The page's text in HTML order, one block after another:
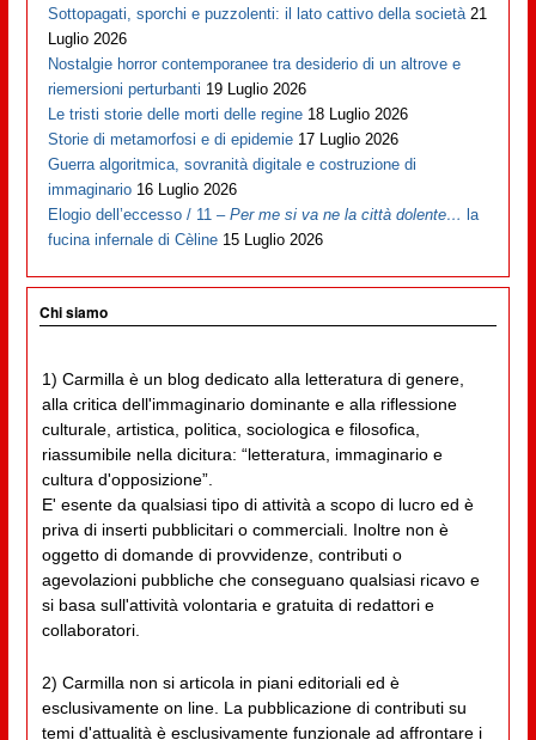
Sottopagati, sporchi e puzzolenti: il lato cattivo della società 21
Luglio 2026
Nostalgie horror contemporanee tra desiderio di un altrove e
riemersioni perturbanti 19 Luglio 2026
Le tristi storie delle morti delle regine 18 Luglio 2026
Storie di metamorfosi e di epidemie 17 Luglio 2026
Guerra algoritmica, sovranità digitale e costruzione di
immaginario 16 Luglio 2026
Elogio dell’eccesso / 11 –Per me si va ne la città dolente… la
fucina infernale di Cèline 15 Luglio 2026
Chi siamo
1) Carmilla è un blog dedicato alla letteratura di genere,
alla critica dell'immaginario dominante e alla riflessione
culturale, artistica, politica, sociologica e filosofica,
riassumibile nella dicitura: “letteratura, immaginario e
cultura d'opposizione”.
E' esente da qualsiasi tipo di attività a scopo di lucro ed è
priva di inserti pubblicitari o commerciali. Inoltre non è
oggetto di domande di provvidenze, contributi o
agevolazioni pubbliche che conseguano qualsiasi ricavo e
si basa sull'attività volontaria e gratuita di redattori e
collaboratori.
2) Carmilla non si articola in piani editoriali ed è
esclusivamente on line. La pubblicazione di contributi su
temi d'attualità è esclusivamente funzionale ad affrontare i